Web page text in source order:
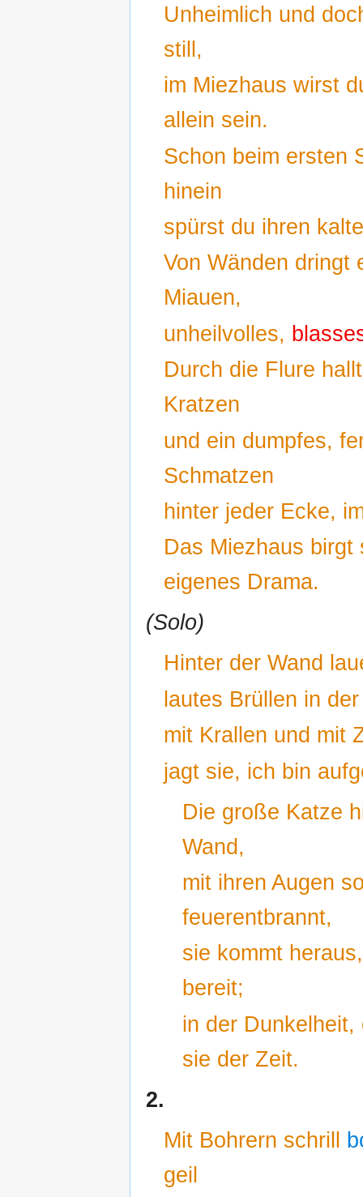
Unheimlich und
still,
im Miezhaus wirst
allein sein.
Schon beim ersten
hinein
spürst du ihren
Von Wänden dringt
Miauen,
unheilvolles,
Durch die Flure
Kratzen
und ein dumpfes,
Schmatzen
hinter jeder Ecke,
Das Miezhaus birgt
eigenes Drama.
(Solo)
Hinter der Wand
lautes Brüllen in
mit Krallen und mit
jagt sie, ich bin
Die große Katze
Wand,
mit ihren Augen
feuerentbrannt,
sie kommt
bereit;
in der Dunkelheit,
sie der Zeit.
2.
Mit Bohrern schrill
geil